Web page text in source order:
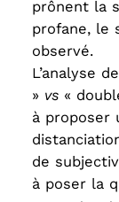
prônent la
profane, le
observé.
L’analyse
» vs «
à proposer
de
à poser la